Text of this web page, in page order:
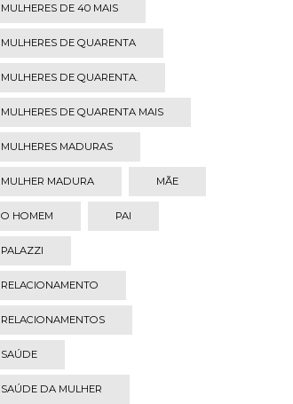
MULHERES DE 40 MAIS
MULHERES DE QUARENTA
MULHERES DE QUARENTA.
MULHERES DE QUARENTA MAIS
MULHERES MADURAS
MULHER MADURA MÃE
O HOMEM PAI
PALAZZI
RELACIONAMENTO
RELACIONAMENTOS
SAÚDE
SAÚDE DA MULHER